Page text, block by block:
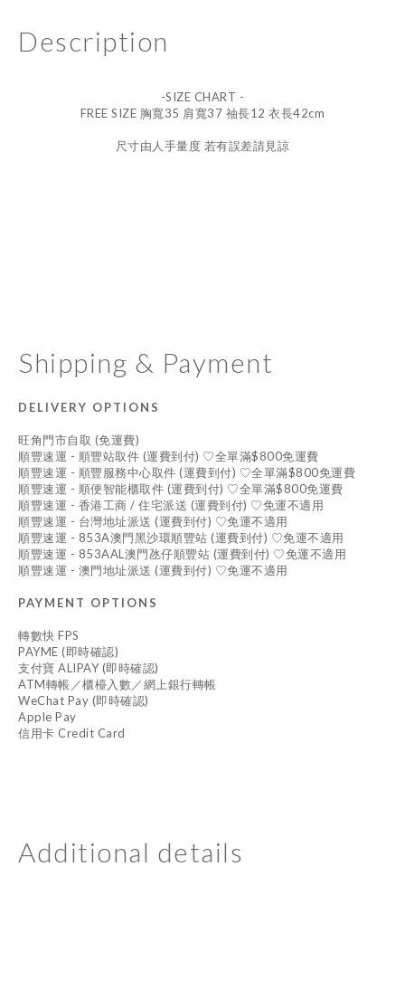
Description
-SIZE CHART -
FREE SIZE 胸寬35 肩寬37 䄂長12 衣長42cm
尺寸由人手量度 若有誤差請見諒
Shipping & Payment
DELIVERY OPTIONS
旺角門市自取 (免運費)
順豐速運 - 順豐站取件 (運費到付) ♡全單滿$800免運費
順豐速運 - 順豐服務中心取件 (運費到付) ♡全單滿$800免運費
順豐速運 - 順便智能櫃取件 (運費到付) ♡全單滿$800免運費
順豐速運 - 香港工商 / 住宅派送 (運費到付) ♡免運不適用
順豐速運 - 台灣地址派送 (運費到付) ♡免運不適用
順豐速運 - 853A澳門黑沙環順豐站 (運費到付) ♡免運不適用
順豐速運 - 853AAL澳門氹仔順豐站 (運費到付) ♡免運不適用
順豐速運 - 澳門地址派送 (運費到付) ♡免運不適用
PAYMENT OPTIONS
轉數快 FPS
PAYME (即時確認)
支付寶 ALIPAY (即時確認)
ATM轉帳／櫃檯入數／網上銀行轉帳
WeChat Pay (即時確認)
Apple Pay
信用卡 Credit Card
Additional details